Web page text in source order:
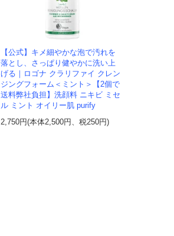
【公式】キメ細やかな泡で汚れを
落とし、さっぱり健やかに洗い上
げる｜ロゴナ クラリファイ クレン
ジングフォーム＜ミント＞【2個で
送料弊社負担】洗顔料 ニキビ ミセ
ル ミント オイリー肌 purify
2,750円(本体2,500円、税250円)